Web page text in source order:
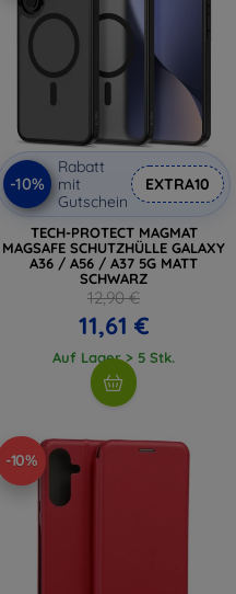
-10%
Rabatt
mit
Gutschein
EXTRA10
TECH-PROTECT MAGMAT
MAGSAFE SCHUTZHÜLLE GALAXY
A36 / A56 / A37 5G MATT
SCHWARZ
12,90 €
11,61 €
Auf Lager > 5 Stk.
-10%